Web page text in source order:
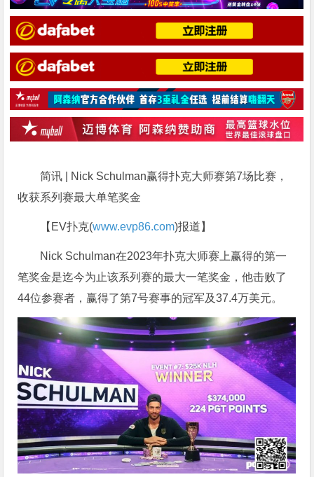
简讯 | Nick Schulman赢得扑克大师赛第7场比赛，
收获系列赛最大单笔奖金
【EV扑克(www.evp86.com)报道】
Nick Schulman在2023年扑克大师赛上赢得的第一
笔奖金是迄今为止该系列赛的最大一笔奖金，他击败了
44位参赛者，赢得了第7号赛事的冠军及37.4万美元。